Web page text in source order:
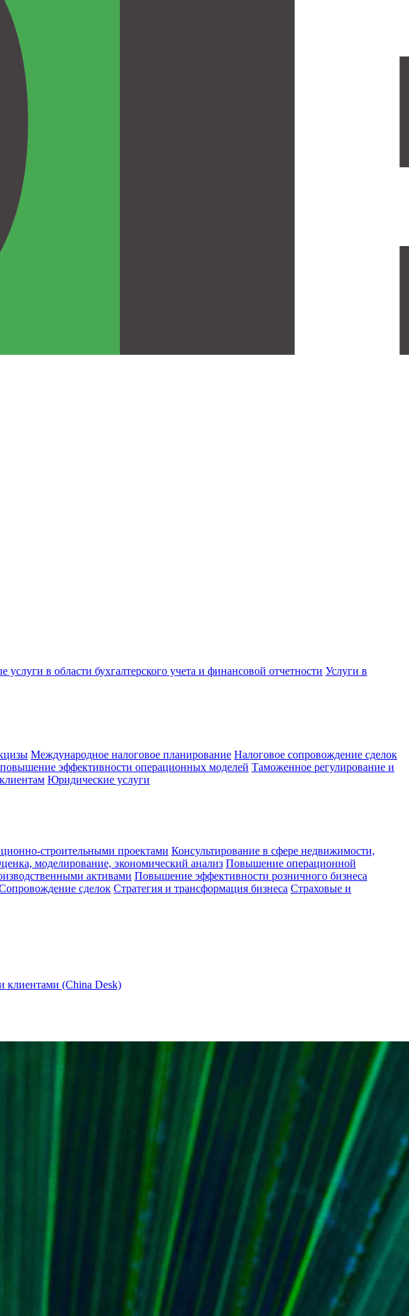
услуги в области бухгалтерского учета и финансовой отчетности Услуги в
Международное налоговое планирование Налоговое сопровождение сделок
эффективности операционных моделей Таможенное регулирование и
Юридические услуги
строительными проектами Консультирование в сфере недвижимости,
моделирование, экономический анализ Повышение операционной
активами Повышение эффективности розничного бизнеса
сделок Стратегия и трансформация бизнеса Страховые и
клиентами (China Desk)